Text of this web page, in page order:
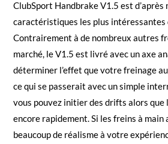
ClubSport Handbrake V1.5 est d’après
caractéristiques les plus intéressantes
Contrairement à de nombreux autres
marché, le V1.5 est livré avec un axe
déterminer l’effet que votre freinage
ce qui se passerait avec un simple
vous pouvez initier des drifts alors que
encore rapidement. Si les freins à main
beaucoup de réalisme à votre